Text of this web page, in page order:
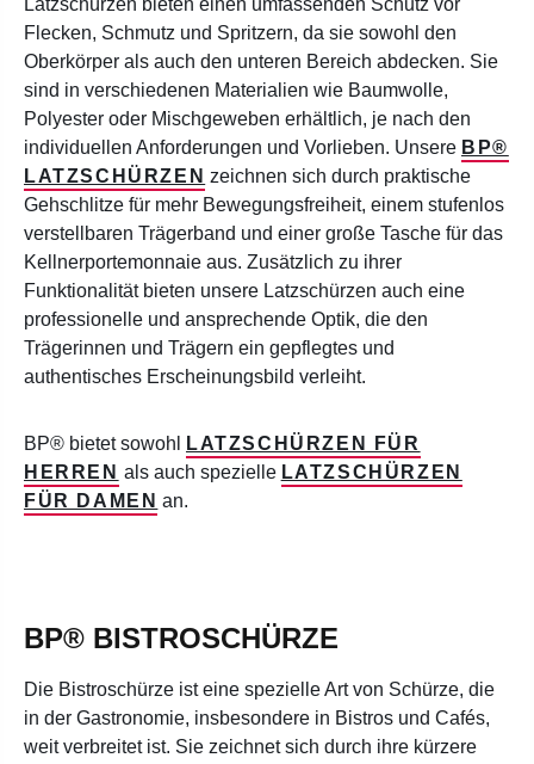
Latzschürzen bieten einen umfassenden Schutz vor
Flecken, Schmutz und Spritzern, da sie sowohl den
Oberkörper als auch den unteren Bereich abdecken. Sie
sind in verschiedenen Materialien wie Baumwolle,
Polyester oder Mischgeweben erhältlich, je nach den
individuellen Anforderungen und Vorlieben. Unsere BP®
LATZSCHÜRZEN zeichnen sich durch praktische
Gehschlitze für mehr Bewegungsfreiheit, einem stufenlos
verstellbaren Trägerband und einer große Tasche für das
Kellnerportemonnaie aus. Zusätzlich zu ihrer
Funktionalität bieten unsere Latzschürzen auch eine
professionelle und ansprechende Optik, die den
Trägerinnen und Trägern ein gepflegtes und
authentisches Erscheinungsbild verleiht.
BP® bietet sowohl
LATZSCHÜRZEN FÜR
HERREN als auch spezielle LATZSCHÜRZEN
FÜR DAMEN an.
BP® BISTROSCHÜRZE
Die Bistroschürze ist eine spezielle Art von Schürze, die
in der Gastronomie, insbesondere in Bistros und Cafés,
weit verbreitet ist. Sie zeichnet sich durch ihre kürzere